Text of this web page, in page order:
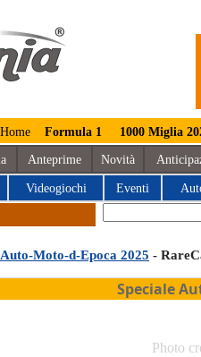
Home Formula 1 1000 Miglia
Anteprime Novità
Videogiochi Eventi
Auto-Moto-d-Epoca 2025 -
Speciale
Photo